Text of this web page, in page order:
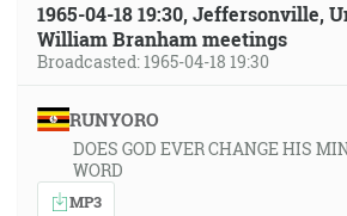
1965-04-18 19:30, Jeffersonville,
William Branham meetings
Broadcasted: 1965-04-18 19:30
RUNYORO
DOES GOD EVER CHANGE HIS
WORD
MP3